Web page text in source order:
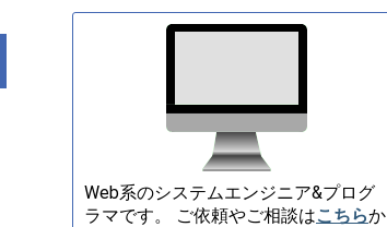
Web系のシステムエンジニア&プログ
ラマです。 ご依頼やご相談はこちらか